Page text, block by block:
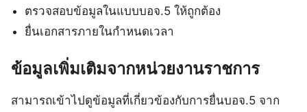
ตรวจสอบข้อมูลในแบบบอจ.5 ให้ถูกต้อง
ยื่นเอกสารภายในกำหนดเวลา
ข้อมูลเพิ่มเติมจากหน่วยงานราชการ
สามารถเข้าไปดูข้อมูลที่เกี่ยวข้องกับการยื่นบอจ.5 จาก